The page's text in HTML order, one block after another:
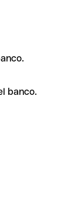
banco.